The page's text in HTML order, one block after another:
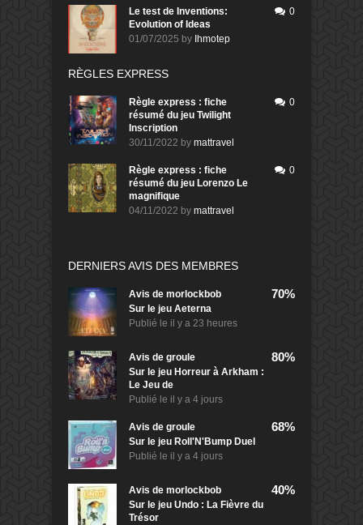
Le test de Inventions:
Evolution of Ideas
01/07/2025 by Ihmotep
0
RÈGLES EXPRESS
Règle express : fiche
résumé du jeu Twilight
Inscription
30/11/2022 by mattravel
0
Règle express : fiche
résumé du jeu Lorenzo Le
magnifique
04/11/2022 by mattravel
0
DERNIERS AVIS DES MEMBRES
Avis de morlockbob
Sur le jeu Aeterna
Publié le il y a 23 heures
70%
Avis de groule
Sur le jeu Horreur à Arkham :
Le Jeu de
Publié le il y a 4 jours
80%
Avis de groule
Sur le jeu Roll'N'Bump Duel
Publié le il y a 4 jours
68%
Avis de morlockbob
Sur le jeu Undo : La Fièvre du
Trésor
40%